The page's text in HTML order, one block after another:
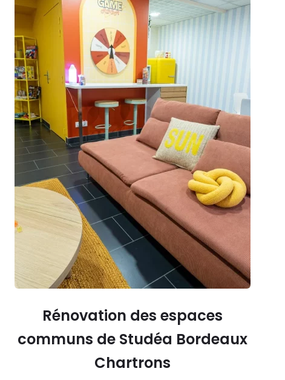
Rénovation des espaces
communs de Studéa Bordeaux
Chartrons